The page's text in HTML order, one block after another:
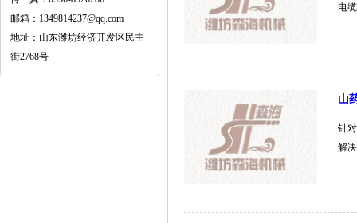
邮箱：1349814237@qq.com
地址：山东潍坊经济开发区民主
街2768号
电
山
针
解